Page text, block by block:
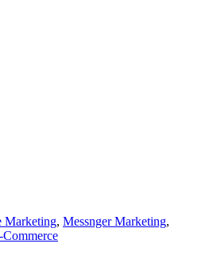
Marketing, Messnger Marketing,
Commerce